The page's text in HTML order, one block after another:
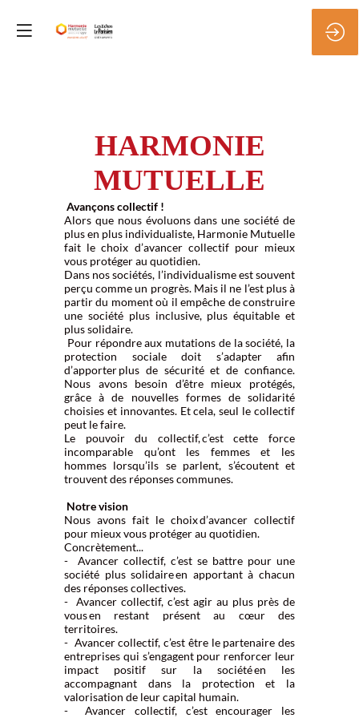
HARMONIE
MUTUELLE
Avançons collectif !
Alors que nous évoluons dans une société de
plus en plus individualiste, Harmonie Mutuelle
fait le choix d’avancer collectif pour mieux
vous protéger au quotidien.
Dans nos sociétés, l’individualisme est souvent
perçu comme un progrès. Mais il ne l’est plus à
partir du moment où il empêche de construire
une société plus inclusive, plus équitable et
plus solidaire.
Pour répondre aux mutations de la société, la
protection sociale doit s’adapter afin
d’apporter plus de sécurité et de confiance.
Nous avons besoin d’être mieux protégés,
grâce à de nouvelles formes de solidarité
choisies et innovantes. Et cela, seul le collectif
peut le faire.
Le pouvoir du collectif, c’est cette force
incomparable qu’ont les femmes et les
hommes lorsqu’ils se parlent, s’écoutent et
trouvent des réponses communes.
Notre vision
Nous avons fait le choix d’avancer collectif
pour mieux vous protéger au quotidien.
Concrètement...
- Avancer collectif, c’est se battre pour une
société plus solidaire en apportant à chacun
des réponses collectives.
- Avancer collectif, c’est agir au plus près de
vous en restant présent au cœur des
territoires.
- Avancer collectif, c’est être le partenaire des
entreprises qui s’engagent pour renforcer leur
impact positif sur la société en les
accompagnant dans la protection et la
valorisation de leur capital humain.
- Avancer collectif, c’est encourager les